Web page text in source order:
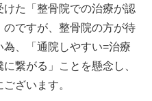
た「整骨院での治療が認
ですが、整骨院の方が待
、「通院しやすい=治療
繋がる」ことを懸念し、
ざいます。